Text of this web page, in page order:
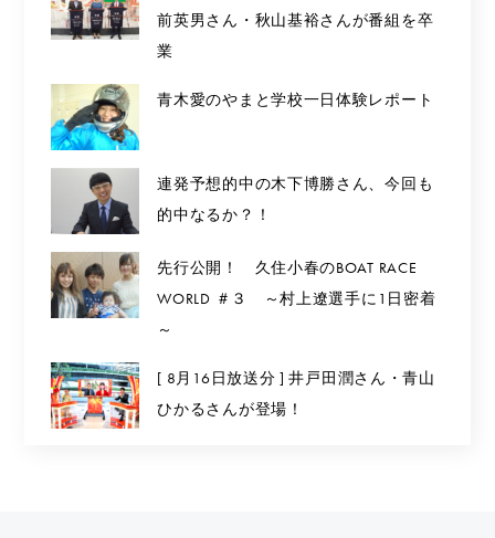
前英男さん・秋山基裕さんが番組を卒
業
青木愛のやまと学校一日体験レポート
連発予想的中の木下博勝さん、今回も
的中なるか？！
先行公開！ 久住小春のBOAT RACE
WORLD ＃３ ～村上遼選手に1日密着
～
[ 8月16日放送分 ] 井戸田潤さん・青山
ひかるさんが登場！